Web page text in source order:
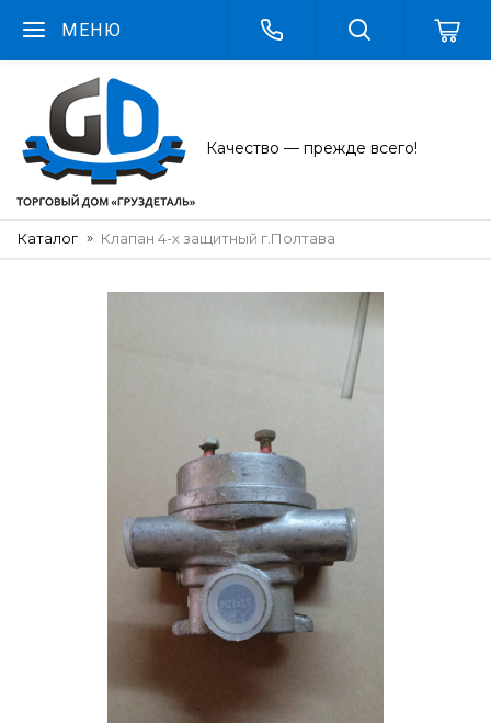
МЕНЮ
Качество — прежде всего!
Каталог Клапан 4-х защитный г.Полтава